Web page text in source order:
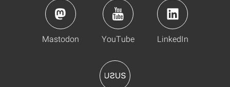
Mastodon YouTube LinkedIn